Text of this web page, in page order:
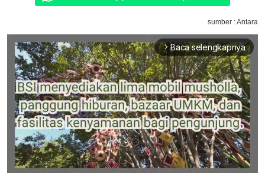
sumber : Antara
arrow_forward_ios Baca selengkapnya